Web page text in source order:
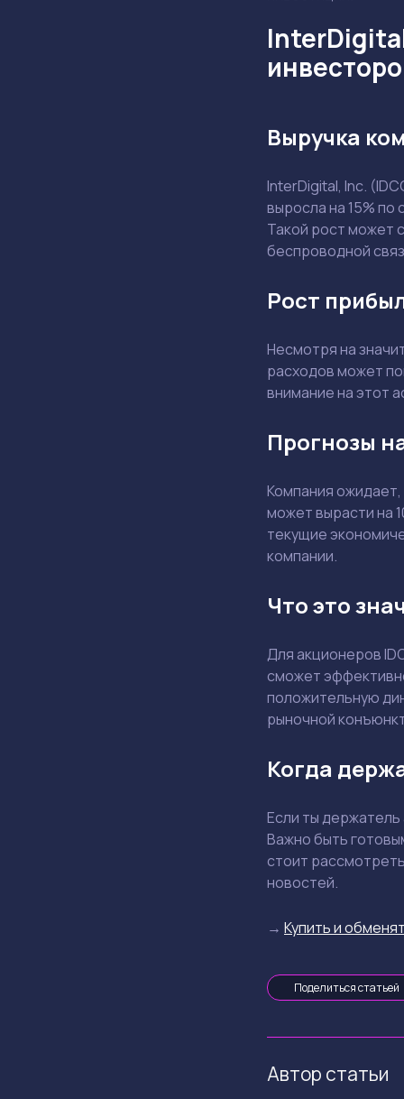
Выручка
InterDigital, Inc.
выросла на 15%
Такой рост может
беспроводной
Рост
Несмотря на
расходов может
внимание на этот
Прогнозы
Компания
может вырасти на
текущие
компании.
Что это
Для акционеров
сможет
положительную
рыночной
Когда
Если ты
Важно быть
стоит
новостей.
→ Купить и
Поделиться статьей
Автор статьи